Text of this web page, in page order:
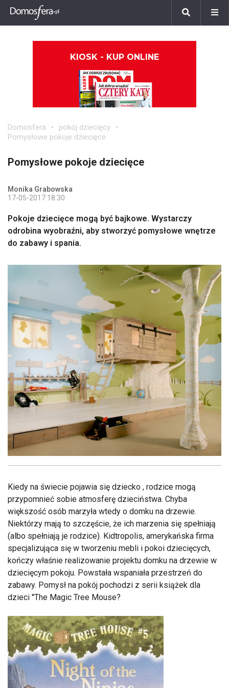
KIOSK - KUP ONLINE
Domosfera
pokój dziecięcy
Pomysłowe pokoje dziecięce
Pomysłowe pokoje dziecięce
Monika Grabowska
17-05-2017 18:30
Pokoje dziecięce mogą być bajkowe. Wystarczy
odrobina wyobraźni, aby stworzyć pomysłowe wnętrze
do zabawy i spania.
Kiedy na świecie pojawia się dziecko , rodzice mogą
przypomnieć sobie atmosferę dzieciństwa. Chyba
większość osób marzyła wtedy o domku na drzewie.
Niektórzy mają to szczęście, że ich marzenia się spełniają
(albo spełniają je rodzice). Kidtropolis, amerykańska firma
specjalizująca się w tworzeniu mebli i pokoi dziecięcych,
kończy właśnie realizowanie projektu domku na drzewie w
dziecięcym pokoju. Powstała wspaniała przestrzeń do
zabawy. Pomysł na pokój pochodzi z serii książek dla
dzieci ''The Magic Tree Mouse?